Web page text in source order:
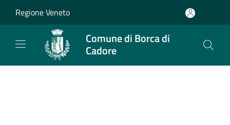
Regione Veneto
Comune di Borca di
Cadore